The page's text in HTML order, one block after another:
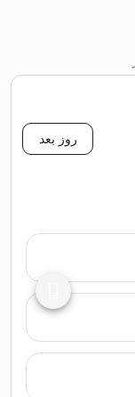
روز بعد